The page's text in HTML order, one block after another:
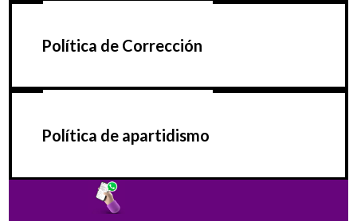
Política de Corrección
Política de apartidismo